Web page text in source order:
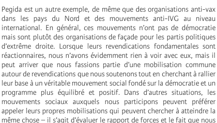
Pegida est un autre exemple, de même que des organisations anti-vax
dans les pays du Nord et des mouvements anti-IVG au niveau
international. En général, ces mouvements n’ont pas de démocratie
mais sont plutôt des organisations de façade pour les partis politiques
d’extrême droite. Lorsque leurs revendications fondamentales sont
réactionnaires, nous n’avons évidemment rien à voir avec eux, mais il
peut arriver que nous fassions partie d’une mobilisation commune
autour de revendications que nous soutenons tout en cherchant à rallier
leur base à un véritable mouvement social fondé sur la démocratie et un
programme plus équilibré et positif. Dans d’autres situations, les
mouvements sociaux auxquels nous participons peuvent préférer
appeler leurs propres mobilisations qui peuvent chercher à atteindre la
même chose – il s’agit d’évaluer le rapport de forces et le fait que nous